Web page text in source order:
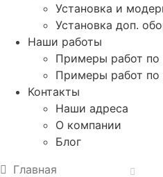
Установка и
Установка доп.
Наши работы
Примеры работ
Примеры работ по
Контакты
Наши адреса
О компании
Блог
Главная